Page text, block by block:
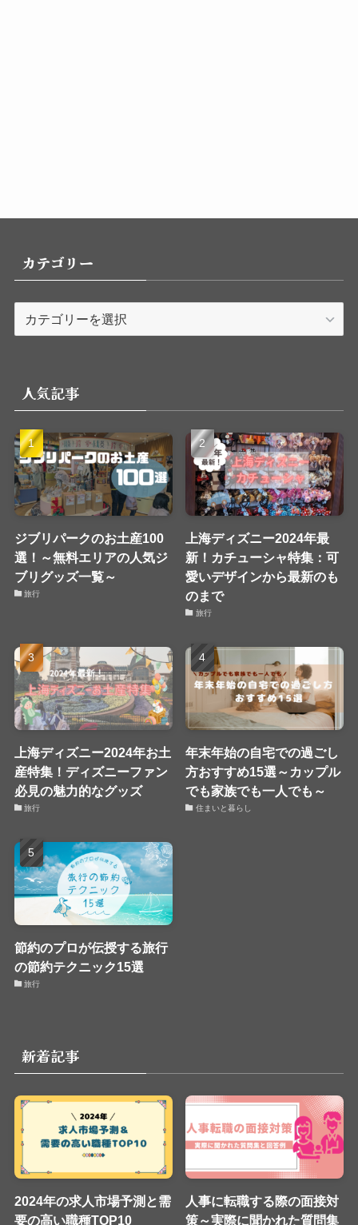
カテゴリー
ー人気記事
ジブリパークのお土産100
選！～無料エリアの人気ジ
ブリグッズ一覧～
旅行
上海ディズニー2024年最
新！カチューシャ特集：可
愛いデザインから最新のも
のまで
旅行
上海ディズニー2024年お土
産特集！ディズニーファン
必見の魅力的なグッズ
旅行
年末年始の自宅での過ごし
方おすすめ15選～カップル
でも家族でも一人でも～
住まいと暮らし
節約のプロが伝授する旅行
の節約テクニック15選
旅行
新着記事
2024年の求人市場予測と需
要の高い職種TOP10
人事に転職する際の面接対
策～実際に聞かれた質問集